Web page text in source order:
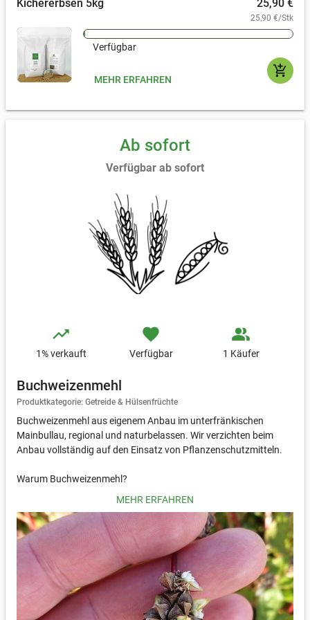
cremiger Hummus – mit Kichererbsen lässt sich unglaublich viel
Kichererbsen 5kg 25,90 €
25,90 €/Stk
Verfügbar
add_shopping_cart
MEHR ERFAHREN
Ab sofort
Verfügbar ab sofort
trending_up
1% verkauft
favorite
Verfügbar
people_alt
1 Käufer
Buchweizenmehl
Produktkategorie: Getreide & Hülsenfrüchte
Buchweizenmehl aus eigenem Anbau im unterfränkischen
Mainbullau, regional und naturbelassen. Wir verzichten beim
Anbau vollständig auf den Einsatz von Pflanzenschutzmitteln.
Warum Buchweizenmehl?
glutenfrei, nussig im Geschmack und reich an wertvollen
Nährstoffen. Es eignet sich hervorragend für herzhafte
Pfannkuchen, knusprige Waffeln oder aromatische
Brotvarianten. Auch in der süßen Küche findet es seinen Platz,
etwa in Kuchen, Keksen oder klassischen Crêpes.
Buchweizenanbau - Natürlich, nachhaltig und vielseitig
MEHR ERFAHREN